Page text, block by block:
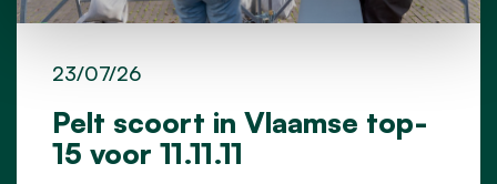
Pelt scoort in Vlaamse top-
15 voor 11.11.11
23/07/26